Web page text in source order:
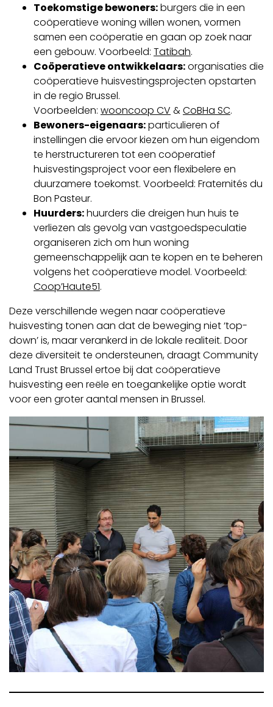
Toekomstige bewoners:burgers die in een
coöperatieve woning willen wonen, vormen
samen een coöperatie en gaan op zoek naar
een gebouw. Voorbeeld: Tatibah.
Coöperatieve ontwikkelaars:organisaties die
coöperatieve huisvestingsprojecten opstarten
in de regio Brussel.
Voorbeelden: wooncoop CV &CoBHa SC.
Bewoners-eigenaars:particulieren of
instellingen die ervoor kiezen om hun eigendom
te herstructureren tot een coöperatief
huisvestingsproject voor een flexibelere en
duurzamere toekomst. Voorbeeld: Fraternités du
Bon Pasteur.
Huurders:huurders die dreigen hun huis te
verliezen als gevolg van vastgoedspeculatie
organiseren zich om hun woning
gemeenschappelijk aan te kopen en te beheren
volgens het coöperatieve model. Voorbeeld:
Coop’Haute51.
Deze verschillende wegen naar coöperatieve
huisvesting tonen aan dat de beweging niet ‘top-
down’ is, maar verankerd in de lokale realiteit. Door
deze diversiteit te ondersteunen, draagt Community
Land Trust Brussel ertoe bij dat coöperatieve
huisvesting een reële en toegankelijke optie wordt
voor een groter aantal mensen in Brussel.